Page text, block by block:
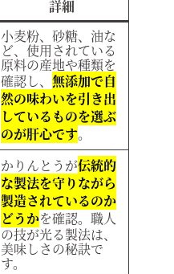
詳細
小麦粉、砂糖、油な
ど、使用されている
原料の産地や種類を
確認し、 無添加で自
然の味わいを引き出
しているものを選ぶ
のが肝心です。
かりんとうが伝統的
な製法を守りながら
製造されているのか
どうかを確認。職人
の技が光る製法は、
美味しさの秘訣で
す。